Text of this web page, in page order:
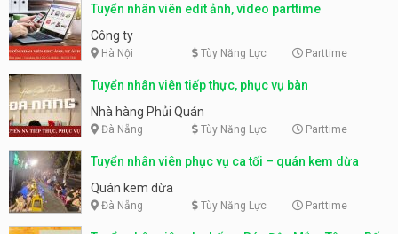
Tuyển nhân viên edit ảnh, video parttime
Công ty
Hà Nội Tùy Năng Lực Parttime
Tuyển nhân viên tiếp thực, phục vụ bàn
Nhà hàng Phủi Quán
Đà Nẵng Tùy Năng Lực Parttime
Tuyển nhân viên phục vụ ca tối – quán kem dừa
Quán kem dừa
Đà Nẵng Tùy Năng Lực Parttime